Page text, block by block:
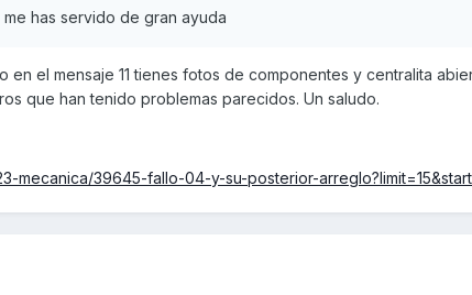
has servido de gran ayuda
el mensaje 11 tienes fotos de componentes y centralita
que han tenido problemas parecidos. Un saludo.
mecanica/39645-fallo-04-y-su-posterior-